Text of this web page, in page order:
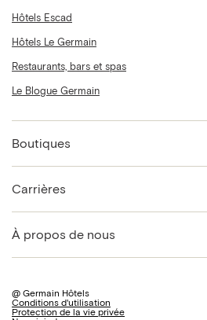
Hôtels Escad
Hôtels Le Germain
Restaurants, bars et spas
Le Blogue Germain
Boutiques
Carrières
À propos de nous
@ Germain Hôtels
Conditions d'utilisation
Protection de la vie privée